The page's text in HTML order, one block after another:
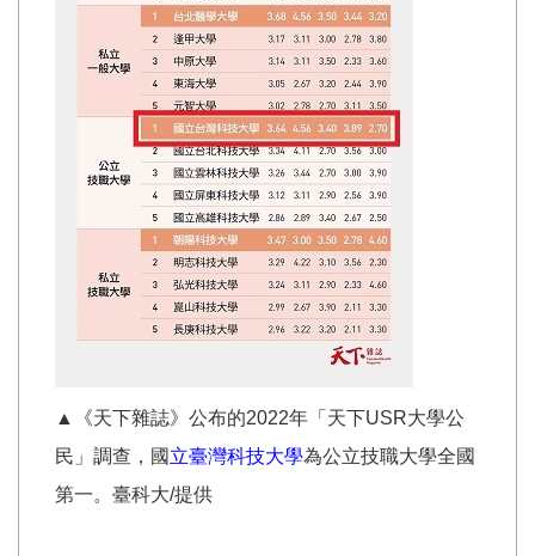
▲《天下雜誌》公布的2022年「天下USR大學公
民」調查，國 立臺灣科技大學為公立技職大學全國
第一。臺科大/提供